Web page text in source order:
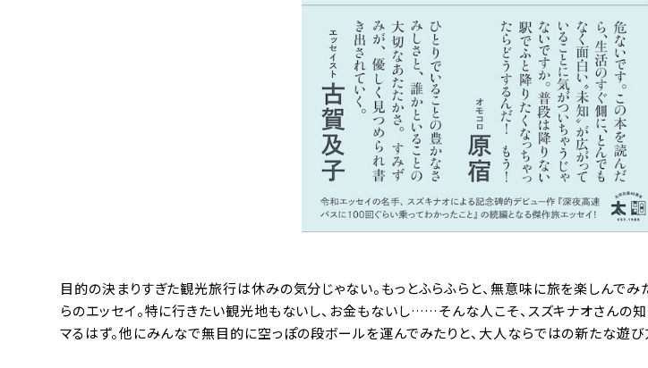
目的の決まりすぎた観光旅行は休みの気分じゃない。もっとふらふらと、無意味に旅を楽しんでみ
らのエッセイ。特に行きたい観光地もないし、お金もないし……そんな人こそ、スズキナオさんの
マるはず。他にみんなで無目的に空っぽの段ボールを運んでみたりと、大人ならではの新たな遊び